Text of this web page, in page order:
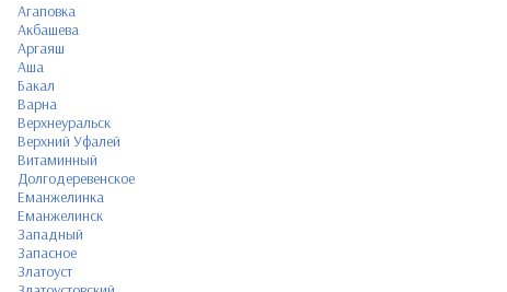
Агаповка
Акбашева
Аргаяш
Аша
Бакал
Варна
Верхнеуральск
Верхний Уфалей
Витаминный
Долгодеревенское
Еманжелинка
Еманжелинск
Западный
Запасное
Златоуст